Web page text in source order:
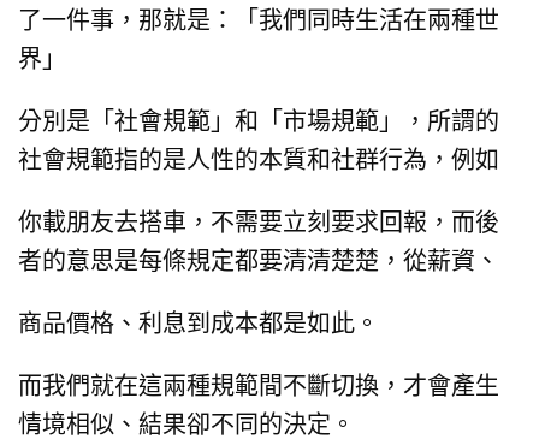
了一件事，那就是：「我們同時生活在兩種世
界」
分別是「社會規範」和「市場規範」，所謂的
社會規範指的是人性的本質和社群行為，例如
你載朋友去搭車，不需要立刻要求回報， 而後
者的意思是每條規定都要清清楚楚，從薪資、
商品價格、利息到成本都是如此。
而我們就在這兩種規範間不斷切換，才會產生
情境相似、結果卻不同的決定。